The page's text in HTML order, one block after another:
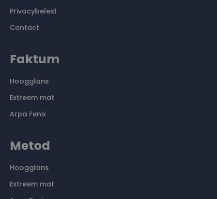
Privacybeleid
Contact
Faktum
Hoogglans
Extreem mat
Arpa Fenix
Metod
Hoogglans
Extreem mat